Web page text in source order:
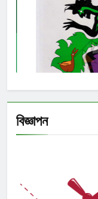
বিজ্ঞাপন